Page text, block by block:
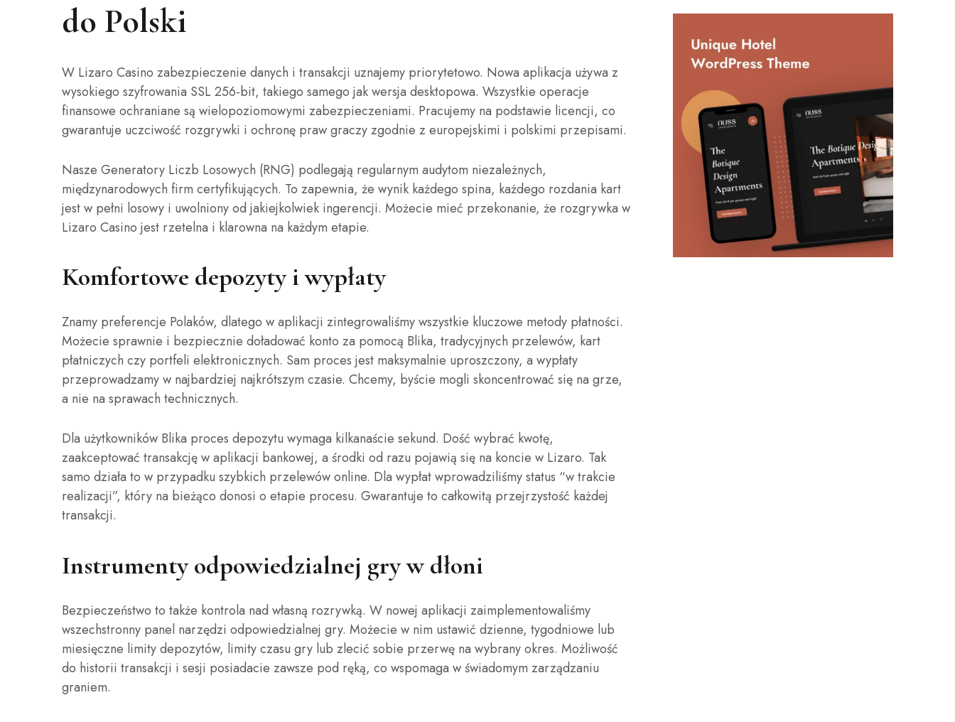
do Polski
W Lizaro Casino zabezpieczenie danych i transakcji uznajemy priorytetowo. Nowa aplikacja używa z
wysokiego szyfrowania SSL 256-bit, takiego samego jak wersja desktopowa. Wszystkie operacje
finansowe ochraniane są wielopoziomowymi zabezpieczeniami. Pracujemy na podstawie licencji, co
gwarantuje uczciwość rozgrywki i ochronę praw graczy zgodnie z europejskimi i polskimi przepisami.
Nasze Generatory Liczb Losowych (RNG) podlegają regularnym audytom niezależnych,
międzynarodowych firm certyfikujących. To zapewnia, że wynik każdego spina, każdego rozdania kart
jest w pełni losowy i uwolniony od jakiejkolwiek ingerencji. Możecie mieć przekonanie, że rozgrywka w
Lizaro Casino jest rzetelna i klarowna na każdym etapie.
Komfortowe depozyty i wypłaty
Znamy preferencje Polaków, dlatego w aplikacji zintegrowaliśmy wszystkie kluczowe metody płatności.
Możecie sprawnie i bezpiecznie doładować konto za pomocą Blika, tradycyjnych przelewów, kart
płatniczych czy portfeli elektronicznych. Sam proces jest maksymalnie uproszczony, a wypłaty
przeprowadzamy w najbardziej najkrótszym czasie. Chcemy, byście mogli skoncentrować się na grze,
a nie na sprawach technicznych.
Dla użytkowników Blika proces depozytu wymaga kilkanaście sekund. Dość wybrać kwotę,
zaakceptować transakcję w aplikacji bankowej, a środki od razu pojawią się na koncie w Lizaro. Tak
samo działa to w przypadku szybkich przelewów online. Dla wypłat wprowadziliśmy status “w trakcie
realizacji”, który na bieżąco donosi o etapie procesu. Gwarantuje to całkowitą przejrzystość każdej
transakcji.
Instrumenty odpowiedzialnej gry w dłoni
Bezpieczeństwo to także kontrola nad własną rozrywką. W nowej aplikacji zaimplementowaliśmy
wszechstronny panel narzędzi odpowiedzialnej gry. Możecie w nim ustawić dzienne, tygodniowe lub
miesięczne limity depozytów, limity czasu gry lub zlecić sobie przerwę na wybrany okres. Możliwość
do historii transakcji i sesji posiadacie zawsze pod ręką, co wspomaga w świadomym zarządzaniu
graniem.